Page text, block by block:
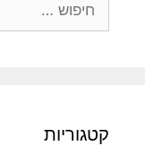
קטגוריות